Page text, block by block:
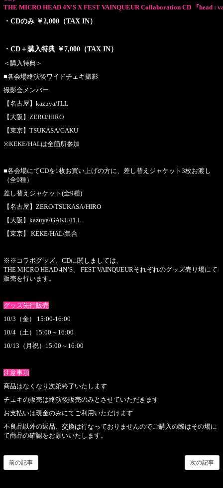
THE MICRO HEAD 4N'S X FEST VAINQUEUR Collaboration CD 『head :
・CDのみ ￥2,000（TAX IN）
・CD＋購入特典 ￥7,000（TAX IN）
＜購入特典＞
■各会場終演後ワイドチェキ撮影
撮影会メンバー
【名古屋】kazuya/I'LL
【大阪】ZERO/HIRO
【東京】TSUKASA/GAKU
※KEKE/HALは全箇所参加
■各会場にてCDを1枚お買い上げの方に、差し替えジャケット3枚お渡し
（全9種）
差し替えジャケット(全9種)
【名古屋】ZERO/TSUKASA/HIRO
【大阪】kazuya/GAKU/I'LL
【東京】 KEKE/HAL/集合
※※コラボグッズ、CDに関しましては、
THE MICRO HEAD 4N’S、 FEST VAINQUEURそれぞれのグッズ売り場にて
販売を行います。
グッズ先行販売
10/3（金） 15:00-16:00
10/4（土）15:00～16:00
10/13（月祝）15:00～16:00
注意事項
商品はなくなり次第終了いたします
チェキの販売は終演後販売のみとさせていただきます
お支払いは現金のみにてご利用いただけます
不良品以外の返品、交換は行なっておりませんのでご購入の際はその場に
て商品の確認をお願いいたします。
次の記事
前の記事